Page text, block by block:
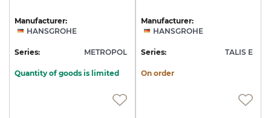
Manufacturer:
HANSGROHE
Series: METROPOL
Quantity of goods is limited
Manufacturer:
HANSGROHE
Series: TALIS E
On order